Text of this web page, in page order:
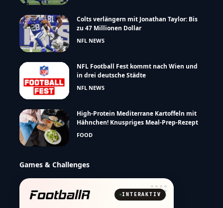
Colts verlängern mit Jonathan Taylor: Bis
zu 47 Millionen Dollar
NFL NEWS
NFL Football Fest kommt nach Wien und
in drei deutsche Städte
NFL NEWS
High-Protein Mediterrane Kartoffeln mit
Hähnchen! Knuspriges Meal-Prep-Rezept
FOOD
Games & Challenges
INTERAKTIV